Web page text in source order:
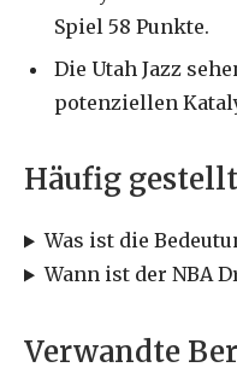
Spiel 58 Punkte.
Die Utah Jazz
potenziellen
Häufig
Was ist die
Wann ist der NBA
Verwandte